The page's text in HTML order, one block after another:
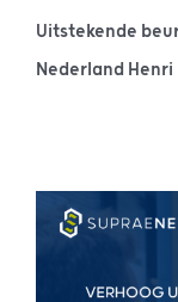
Uitstekende
Nederland Henri